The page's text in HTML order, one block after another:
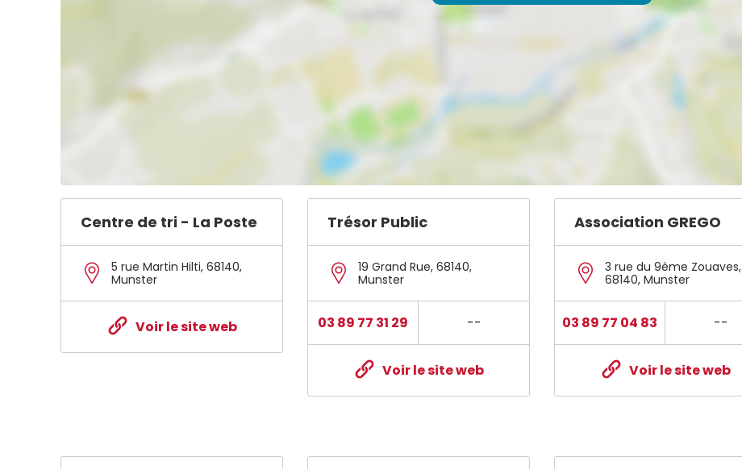
Centre de tri - La Poste
5 rue Martin Hilti, 68140,
Munster
Voir le site web
Trésor Public
19 Grand Rue, 68140,
Munster
03 89 77 31 29 --
Voir le site web
Association GREGO
3 rue du 9ème Zouaves,
68140, Munster
03 89 77 04 83 --
Voir le site web